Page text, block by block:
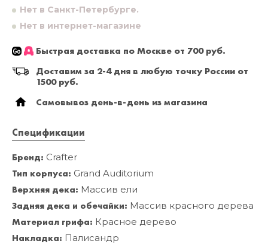
Нет в Санкт-Петербурге.
Нет в интернет-магазине
Быстрая доставка по Москве от 700 руб.
Доставим за 2-4 дня в любую точку России от
1500 руб.
Самовывоз день-в-день из магазина
Спецификации
Бренд: Crafter
Тип корпуса: Grand Auditorium
Верхняя дека: Массив ели
Задняя дека и обечайки: Массив красного дерева
Материал грифа: Красное дерево
Накладка: Палисандр